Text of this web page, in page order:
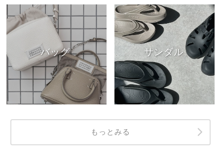
バッグ サンダル
もっとみる